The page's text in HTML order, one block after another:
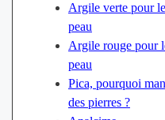
Argile verte pour
peau
Argile rouge pour
peau
Pica, pourquoi
des pierres ?